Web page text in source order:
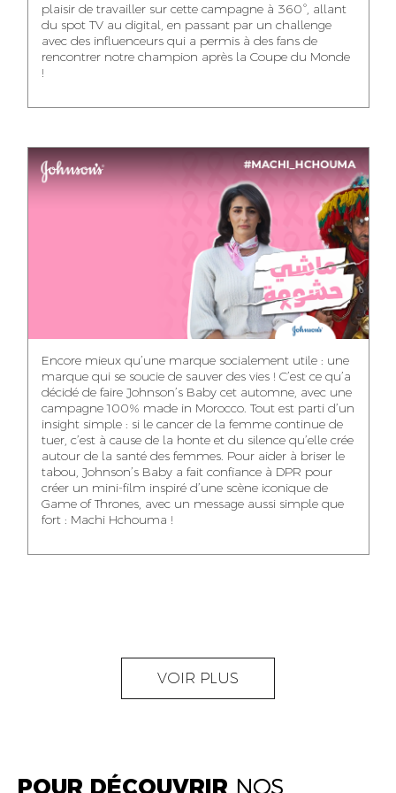
MERYEM OUALHAN
TRAFFIC MANAGER
JABRI AHMED
GRAPHIC
DESIGNER
WISSAL KHALIFI
INFLUENCE
MANAGER
HOUMALY
ILYASS EL ADANI
ART DIRECTOR
MAHA SAKOUT
HEAD OF SOCIAL &
CONTENT
AYOUB HAMMOUDI
MOTION DESIGNER
SAWSANE LAHBIBI
PRODUCTION
DIRECTOR
KARIM OUNZAR
AUDIOVISUAL
CONTENT CREATOR
ZAKARIA BENNANI
TRAFFIC MANAGER
NOUR-ELHOUDA
YOUBI IDRISSI
PROJECT
MANAGER
AGENT
GHITA SFINY
ACCOUNTANT
OUMAIMA HABIBA
plaisir de travailler sur cette campagne à 360°, allant
du spot TV au digital, en passant par un challenge
avec des influenceurs qui a permis à des fans de
rencontrer notre champion après la Coupe du Monde
!
Encore mieux qu’une marque socialement utile : une
marque qui se soucie de sauver des vies ! C’est ce qu’a
décidé de faire Johnson’s Baby cet automne, avec une
campagne 100% made in Morocco. Tout est parti d’un
insight simple : si le cancer de la femme continue de
tuer, c’est à cause de la honte et du silence qu’elle crée
autour de la santé des femmes. Pour aider à briser le
tabou, Johnson’s Baby a fait confiance à DPR pour
créer un mini-film inspiré d’une scène iconique de
Game of Thrones, avec un message aussi simple que
fort : Machi Hchouma !
VOIR PLUS
POUR DÉCOUVRIR NOS